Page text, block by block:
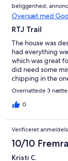
beliggenhed,
Oversæt med
RTJ Trail
The house was
had everything
which was great
did need some
chipping in the
other and the
Overnattede 3
0
Verificeret
10/10
Kristi C.